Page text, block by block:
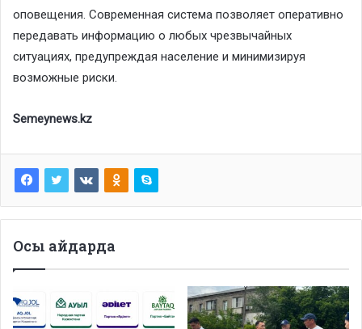
оповещения. Современная система позволяет оперативно
передавать информацию о любых чрезвычайных
ситуациях, предупреждая население и минимизируя
возможные риски.
Semeynews.kz
Осы айдарда